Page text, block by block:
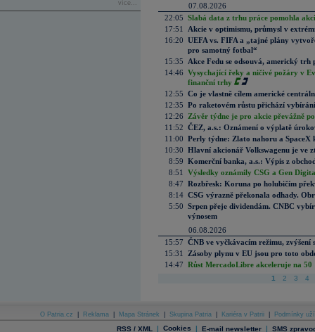
více...
07.08.2026
22:05 Slabá data z trhu práce pomohla
17:51
Akcie v optimismu, průmysl v
16:20 UEFA vs. FIFA a „tajné plány
pro samotný fotbal“
15:35
Akce Fedu se odsouvá, americký
14:46 Vysychající řeky a ničivé požáry v
finanční trhy
12:55 Co je vlastně cílem americké
12:35 Po raketovém růstu přichází
12:26
Závěr týdne je pro akcie převážně
11:52 ČEZ, a.s.: Oznámení o výplatě
11:00 Perly týdne: Zlato nahoru a SpaceX
10:30 Hlavní akcionář Volkswagenu je ve
8:59 Komerční banka, a.s.: Výpis z
8:51
Výsledky oznámily CSG a Gen
8:47 Rozbřesk: Koruna po holubičím
8:14 CSG výrazně překonala odhady.
5:50 Srpen přeje dividendám. CNBC
výnosem
06.08.2026
15:57 ČNB ve vyčkávacím režimu, zvýšení
15:31
Zásoby plynu v EU jsou pro toto
14:47 Růst MercadoLibre akceleruje na
1 2 3 4
O Patria.cz Reklama Mapa Stránek Skupina Patria Kariéra v Patrii Podmínky
RSS / XML | Cookies | E-mail newsletter | SMS